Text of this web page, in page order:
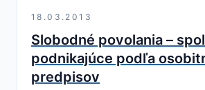
18.03.2013
Slobodné povolania –
podnikajúce podľa
predpisov